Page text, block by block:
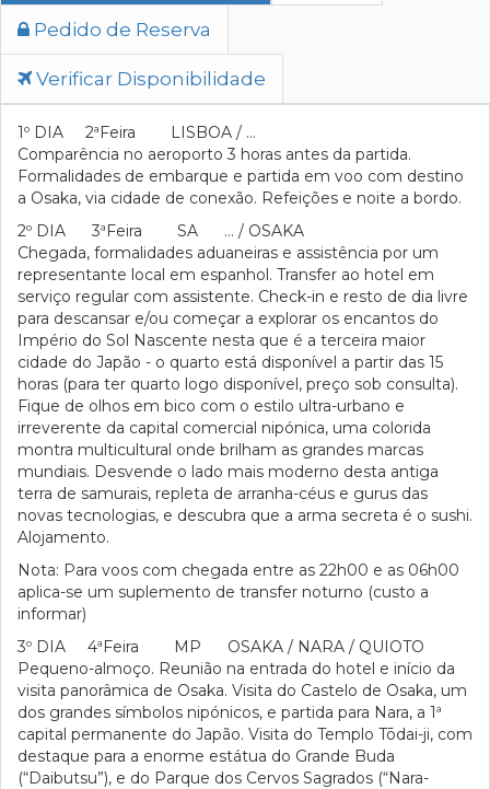
Pedido de Reserva
Verificar Disponibilidade
1º DIA 2ªFeira LISBOA / …
Comparência no aeroporto 3 horas antes da partida.
Formalidades de embarque e partida em voo com destino
a Osaka, via cidade de conexão. Refeições e noite a bordo.
2º DIA 3ªFeira SA … / OSAKA
Chegada, formalidades aduaneiras e assistência por um
representante local em espanhol. Transfer ao hotel em
serviço regular com assistente. Check-in e resto de dia livre
para descansar e/ou começar a explorar os encantos do
Império do Sol Nascente nesta que é a terceira maior
cidade do Japão - o quarto está disponível a partir das 15
horas (para ter quarto logo disponível, preço sob consulta).
Fique de olhos em bico com o estilo ultra-urbano e
irreverente da capital comercial nipónica, uma colorida
montra multicultural onde brilham as grandes marcas
mundiais. Desvende o lado mais moderno desta antiga
terra de samurais, repleta de arranha-céus e gurus das
novas tecnologias, e descubra que a arma secreta é o sushi.
Alojamento.
Nota: Para voos com chegada entre as 22h00 e as 06h00
aplica-se um suplemento de transfer noturno (custo a
informar)
3º DIA 4ªFeira MP OSAKA / NARA / QUIOTO
Pequeno-almoço. Reunião na entrada do hotel e início da
visita panorâmica de Osaka. Visita do Castelo de Osaka, um
dos grandes símbolos nipónicos, e partida para Nara, a 1ª
capital permanente do Japão. Visita do Templo Tōdai-ji, com
destaque para a enorme estátua do Grande Buda
(“Daibutsu”), e do Parque dos Cervos Sagrados (“Nara-